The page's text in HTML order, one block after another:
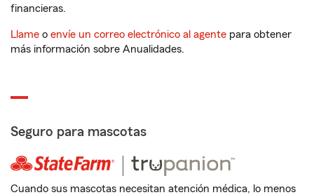
financieras.
Llame o envíe un correo electrónico al agente para obtener
más información sobre Anualidades.
Seguro para mascotas
Cuando sus mascotas necesitan atención médica, lo menos